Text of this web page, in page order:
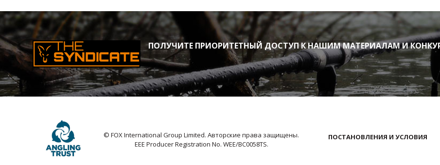
ПОЛУЧИТЕ ПРИОРИТЕТНЫЙ ДОСТУП К НАШИМ МАТЕРИАЛАМ И
© FOX International Group Limited. Авторские права защищены.
EEE Producer Registration No. WEE/BC0058TS.
ПОСТАНОВЛЕНИЯ И УСЛОВИЯ